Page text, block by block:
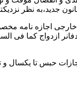
جدید،به نظر
از خانواده مصوب ۱۳۵۳در
مجازات حبس تا